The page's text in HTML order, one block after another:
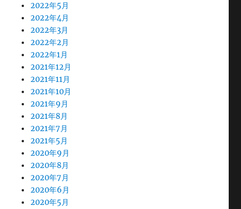
2022年5月
2022年4月
2022年3月
2022年2月
2022年1月
2021年12月
2021年11月
2021年10月
2021年9月
2021年8月
2021年7月
2021年5月
2020年9月
2020年8月
2020年7月
2020年6月
2020年5月